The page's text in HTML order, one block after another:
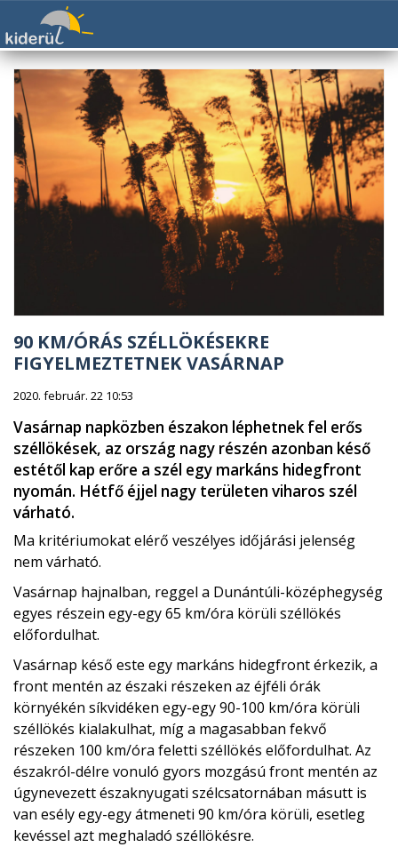
90 KM/ÓRÁS SZÉLLÖKÉSEKRE
FIGYELMEZTETNEK VASÁRNAP
2020. február. 22 10:53
Vasárnap napközben északon léphetnek fel erős
széllökések, az ország nagy részén azonban késő
estétől kap erőre a szél egy markáns hidegfront
nyomán. Hétfő éjjel nagy területen viharos szél
várható.
Ma kritériumokat elérő veszélyes időjárási jelenség
nem várható.
Vasárnap hajnalban, reggel a Dunántúli-középhegység
egyes részein egy-egy 65 km/óra körüli széllökés
előfordulhat.
Vasárnap késő este egy markáns hidegfront érkezik, a
front mentén az északi részeken az éjféli órák
környékén síkvidéken egy-egy 90-100 km/óra körüli
széllökés kialakulhat, míg a magasabban fekvő
részeken 100 km/óra feletti széllökés előfordulhat. Az
északról-délre vonuló gyors mozgású front mentén az
úgynevezett északnyugati szélcsatornában másutt is
van esély egy-egy átmeneti 90 km/óra körüli, esetleg
kevéssel azt meghaladó széllökésre.